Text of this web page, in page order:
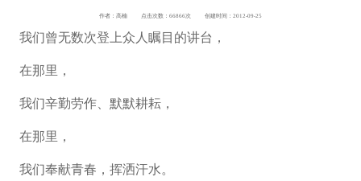
作者：高楠 点击次数：66866次 创建时间：2012-09-25
我们曾无数次登上众人瞩目的讲台，
在那里，
我们辛勤劳作、默默耕耘，
在那里，
我们奉献青春，挥洒汗水。